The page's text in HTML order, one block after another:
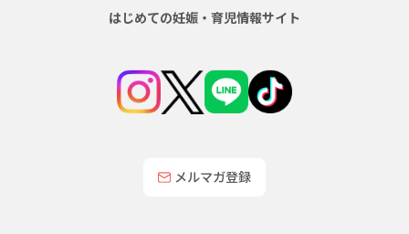
はじめての妊娠・育児情報サイト
メルマガ登録